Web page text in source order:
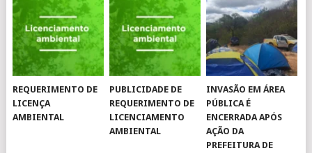
REQUERIMENTO DE
LICENÇA
AMBIENTAL
PUBLICIDADE DE
REQUERIMENTO DE
LICENCIAMENTO
AMBIENTAL
INVASÃO EM ÁREA
PÚBLICA É
ENCERRADA APÓS
AÇÃO DA
PREFEITURA DE